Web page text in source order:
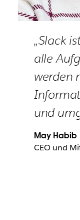
„Slack
alle
werden
und
May Habib
CEO und